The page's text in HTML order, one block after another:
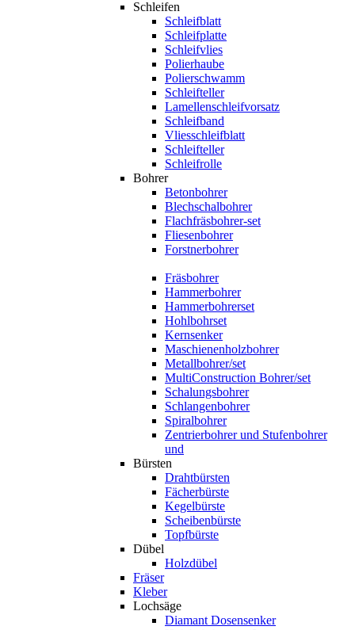
Schleifen
Schleifblatt
Schleifplatte
Schleifvlies
Polierhaube
Polierschwamm
Schleifteller
Lamellenschleifvorsatz
Schleifband
Vliesschleifblatt
Schleifteller
Schleifrolle
Bohrer
Betonbohrer
Blechschalbohrer
Flachfräsbohrer-set
Fliesenbohrer
Forstnerbohrer
Fräsbohrer
Hammerbohrer
Hammerbohrerset
Hohlbohrset
Kernsenker
Maschienenholzbohrer
Metallbohrer/set
MultiConstruction Bohrer/set
Schalungsbohrer
Schlangenbohrer
Spiralbohrer
Zentrierbohrer und Stufenbohrer
und
Bürsten
Drahtbürsten
Fächerbürste
Kegelbürste
Scheibenbürste
Topfbürste
Dübel
Holzdübel
Fräser
Kleber
Lochsäge
Diamant Dosensenker